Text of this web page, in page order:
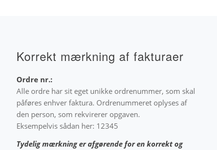
Korrekt mærkning af fakturaer
Ordre nr.:
Alle ordre har sit eget unikke ordrenummer, som skal
påføres enhver faktura. Ordrenummeret oplyses af
den person, som rekvirerer opgaven.
Eksempelvis sådan her: 12345
Tydelig mærkning er afgørende for en korrekt og